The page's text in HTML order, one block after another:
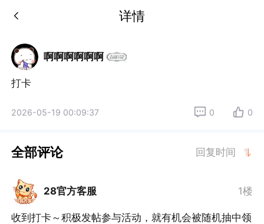
详情
啊啊啊啊啊啊
打卡
2026-05-19 00:09:37 0 0
全部评论 回复时间
28官方客服 1楼
收到打卡～积极发帖参与活动，就有机会被随机抽中领